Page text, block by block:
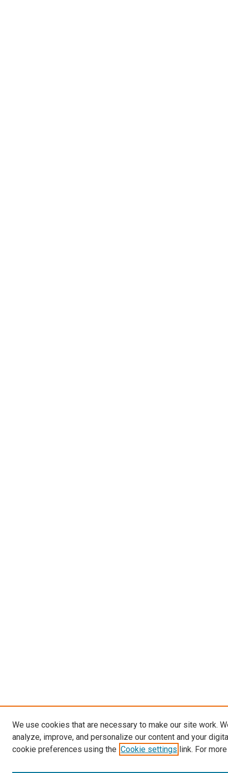
We use cookies that are necessary to make our site work.
analyze, improve, and personalize our content and your
cookie preferences using the Cookie settings link. For